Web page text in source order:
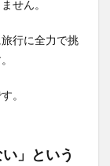
せん。
行に全力で挑
。
」という